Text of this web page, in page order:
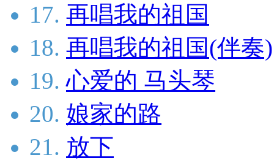
17. 再唱我的祖国
18. 再唱我的祖国(伴奏)
19. 心爱的 马头琴
20. 娘家的路
21. 放下